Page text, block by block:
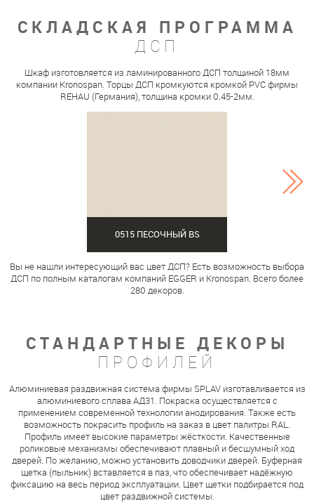
СКЛАДСКАЯ ПРОГРАММА
ДСП
Шкаф изготовляется из ламинированного ДСП толщиной 18мм
компании Kronospan. Торцы ДСП кромкуются кромкой PVC фирмы
REHAU (Германия), толщина кромки 0.45-2мм.
0515 ПЕСОЧНЫЙ BS
Вы не нашли интересующий вас цвет ДСП? Есть возможность выбора
ДСП по полным каталогам компаний EGGER и Kronospan. Всего более
280 декоров.
СТАНДАРТНЫЕ ДЕКОРЫ
ПРОФИЛЕЙ
Алюминиевая раздвижная система фирмы SPLAV изготавливается из
алюминиевого сплава АД31. Покраска осуществляется с
применением современной технологии анодирования. Также есть
возможность покрасить профиль на заказ в цвет палитры RAL.
Профиль имеет высокие параметры жёсткости. Качественные
роликовые механизмы обеспечивают плавный и бесшумный ход
дверей. По желанию, можно установить доводчики дверей. Буферная
щетка (пыльник) вставляется в паз, что обеспечивает надёжную
фиксацию на весь период эксплуатации. Цвет щетки подбирается под
цвет раздвижной системы.